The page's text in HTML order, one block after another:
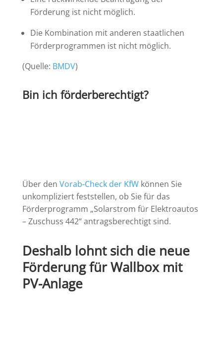
Förderung ist nicht möglich.
Die Kombination mit anderen staatlichen
Förderprogrammen ist nicht möglich.
(Quelle: BMDV)
Bin ich förderberechtigt?
Über den Vorab-Check der KfWkönnen Sie
unkompliziert feststellen, ob Sie für das
Förderprogramm „Solarstrom für Elektroautos
– Zuschuss 442“ antragsberechtigt sind.
Deshalb lohnt sich die neue
Förderung für Wallbox mit
PV-Anlage